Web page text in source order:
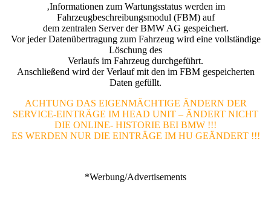
‚Informationen zum Wartungsstatus werden im
Fahrzeugbeschreibungsmodul (FBM) auf
dem zentralen Server der BMW AG gespeichert.
Vor jeder Datenübertragung zum Fahrzeug wird eine vollständige
Löschung des
Verlaufs im Fahrzeug durchgeführt.
Anschließend wird der Verlauf mit den im FBM gespeicherten
Daten gefüllt.
ACHTUNG DAS EIGENMÄCHTIGE ÄNDERN DER
SERVICE-EINTRÄGE IM HEAD UNIT – ÄNDERT NICHT
DIE ONLINE- HISTORIE BEI BMW !!!
ES WERDEN NUR DIE EINTRÄGE IM HU GEÄNDERT !!!
*Werbung/Advertisements